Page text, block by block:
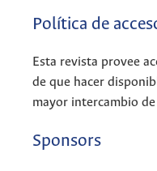
Política de
Esta revista provee
de que hacer
mayor intercambio
Sponsors